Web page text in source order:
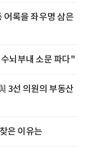
어록을 좌우명 삼은
뇌부내 소문 파다"
3선 의원의 부동산
은 이유는